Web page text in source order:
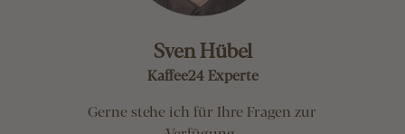
Sven Hübel
Kaffee24 Experte
Gerne stehe ich für Ihre Fragen zur